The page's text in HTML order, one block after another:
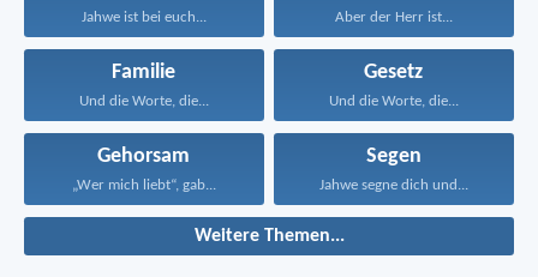
Jahwe ist bei euch... Aber der Herr ist...
Familie
Und die Worte, die...
Gesetz
Und die Worte, die...
Gehorsam
„Wer mich liebt“, gab...
Segen
Jahwe segne dich und...
Weitere Themen...